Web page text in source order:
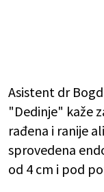
Asistent dr
"Dedinje" kaže
rađena i ranije
sprovedena
od 4 cm i pod